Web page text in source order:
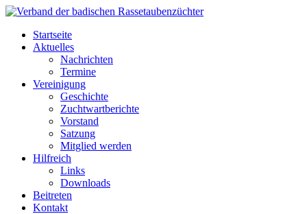
Startseite
Aktuelles
Nachrichten
Termine
Vereinigung
Geschichte
Zuchtwartberichte
Vorstand
Satzung
Mitglied werden
Hilfreich
Links
Downloads
Beitreten
Kontakt